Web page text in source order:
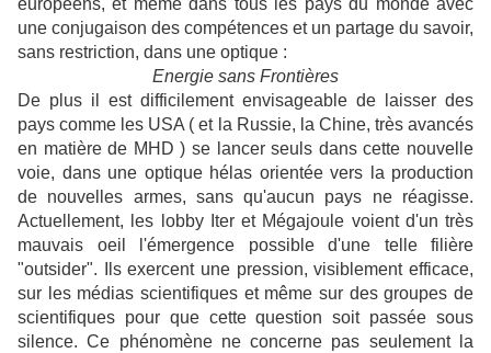
européens, et même dans tous les pays du monde avec
une conjugaison des compétences et un partage du savoir,
sans restriction, dans une optique :
Energie sans Frontières
De plus il est difficilement envisageable de laisser des
pays comme les USA ( et la Russie, la Chine, très avancés
en matière de MHD ) se lancer seuls dans cette nouvelle
voie, dans une optique hélas orientée vers la production
de nouvelles armes, sans qu'aucun pays ne réagisse.
Actuellement, les lobby Iter et Mégajoule voient d'un très
mauvais oeil l'émergence possible d'une telle filière
"outsider". Ils exercent une pression, visiblement efficace,
sur les médias scientifiques et même sur des groupes de
scientifiques pour que cette question soit passée sous
silence. Ce phénomène ne concerne pas seulement la